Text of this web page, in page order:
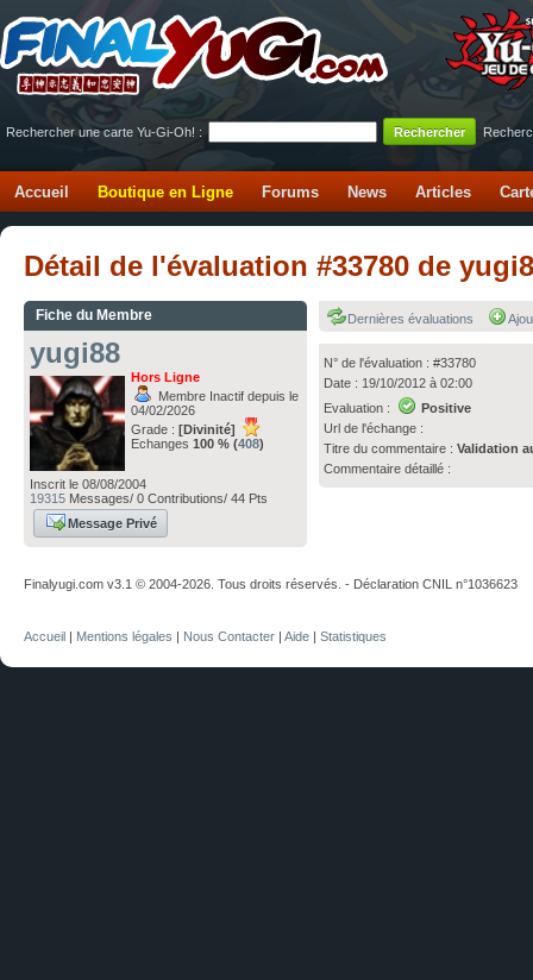
Rechercher une carte Yu-Gi-Oh! :
Accueil Boutique en Ligne Forums News Articles
Détail de l'évaluation #33780 de
Fiche du Membre
yugi88
Hors Ligne
Membre Inactif depuis le
04/02/2026
Grade : [Divinité]
Echanges 100 % (408)
Inscrit le 08/08/2004
19315 Messages/ 0 Contributions/ 44 Pts
Message Privé
Dernières évaluations
N° de l'évaluation : #33780
Date : 19/10/2012 à 02:00
Evaluation :
Positive
Url de l'échange :
Titre du commentaire :Validation
Commentaire détaillé :
Finalyugi.com v3.1 © 2004-2026. Tous droits réservés. - Déclaration CNIL n°1036623
Accueil | Mentions légales | Nous Contacter | Aide | Statistiques